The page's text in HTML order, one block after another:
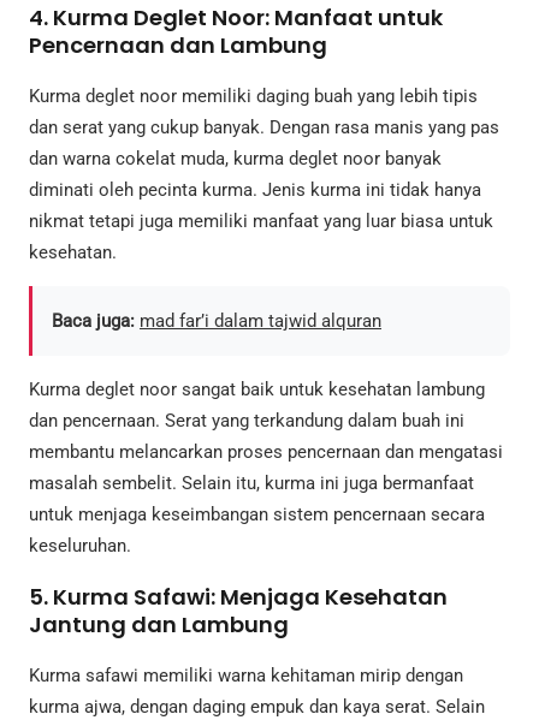
4. Kurma Deglet Noor: Manfaat untuk
Pencernaan dan Lambung
Kurma deglet noor memiliki daging buah yang lebih tipis
dan serat yang cukup banyak. Dengan rasa manis yang pas
dan warna cokelat muda, kurma deglet noor banyak
diminati oleh pecinta kurma. Jenis kurma ini tidak hanya
nikmat tetapi juga memiliki manfaat yang luar biasa untuk
kesehatan.
Baca juga: mad far’i dalam tajwid alquran
Kurma deglet noor sangat baik untuk kesehatan lambung
dan pencernaan. Serat yang terkandung dalam buah ini
membantu melancarkan proses pencernaan dan mengatasi
masalah sembelit. Selain itu, kurma ini juga bermanfaat
untuk menjaga keseimbangan sistem pencernaan secara
keseluruhan.
5. Kurma Safawi: Menjaga Kesehatan
Jantung dan Lambung
Kurma safawi memiliki warna kehitaman mirip dengan
kurma ajwa, dengan daging empuk dan kaya serat. Selain